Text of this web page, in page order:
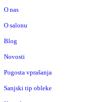
O nas
O salonu
Blog
Novosti
Pogosta vprašanja
Sanjski tip obleke